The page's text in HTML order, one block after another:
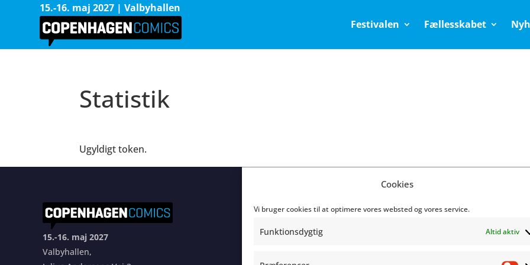
Cookies
Vi bruger cookies til at optimere vores websted og vores service.
Funktionsdygtig Altid aktiv
15.-16. maj 2027 | Valbyhallen
Festivalen
Fællesskabet
Statistik
Ugyldigt token.
15.-16. maj 2027
Valbyhallen,
Festivalen Fællesskabet